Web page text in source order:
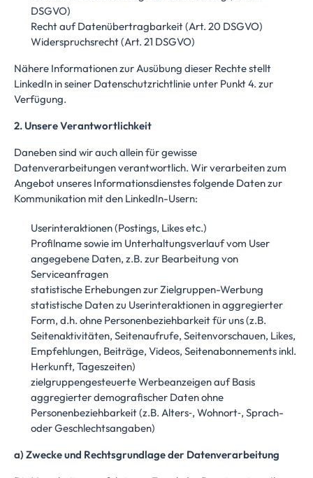
DSGVO)
Recht auf Datenübertragbarkeit (Art. 20 DSGVO)
Widerspruchsrecht (Art. 21 DSGVO)
Nähere Informationen zur Ausübung dieser Rechte stellt
LinkedIn in seiner Datenschutzrichtlinie unter Punkt 4. zur
Verfügung.
2. Unsere Verantwortlichkeit
Daneben sind wir auch allein für gewisse
Datenverarbeitungen verantwortlich. Wir verarbeiten zum
Angebot unseres Informationsdienstes folgende Daten zur
Kommunikation mit den LinkedIn-Usern:
Userinteraktionen (Postings, Likes etc.)
Profilname sowie im Unterhaltungsverlauf vom User
angegebene Daten, z.B. zur Bearbeitung von
Serviceanfragen
statistische Erhebungen zur Zielgruppen-Werbung
statistische Daten zu Userinteraktionen in aggregierter
Form, d.h. ohne Personenbeziehbarkeit für uns (z.B.
Seitenaktivitäten, Seitenaufrufe, Seitenvorschauen, Likes,
Empfehlungen, Beiträge, Videos, Seitenabonnements inkl.
Herkunft, Tageszeiten)
zielgruppengesteuerte Werbeanzeigen auf Basis
aggregierter demografischer Daten ohne
Personenbeziehbarkeit (z.B. Alters‑, Wohnort‑, Sprach-
oder Geschlechtsangaben)
a) Zwecke und Rechtsgrundlage der Datenverarbeitung